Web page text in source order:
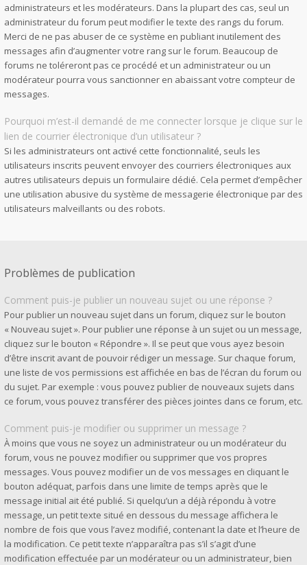
administrateurs et les modérateurs. Dans la plupart des cas, seul un
administrateur du forum peut modifier le texte des rangs du forum.
Merci de ne pas abuser de ce système en publiant inutilement des
messages afin d’augmenter votre rang sur le forum. Beaucoup de
forums ne toléreront pas ce procédé et un administrateur ou un
modérateur pourra vous sanctionner en abaissant votre compteur de
messages.
Pourquoi m’est-il demandé de me connecter lorsque je clique sur le
lien de courrier électronique d’un utilisateur ?
Si les administrateurs ont activé cette fonctionnalité, seuls les
utilisateurs inscrits peuvent envoyer des courriers électroniques aux
autres utilisateurs depuis un formulaire dédié. Cela permet d’empêcher
une utilisation abusive du système de messagerie électronique par des
utilisateurs malveillants ou des robots.
Problèmes de publication
Comment puis-je publier un nouveau sujet ou une réponse ?
Pour publier un nouveau sujet dans un forum, cliquez sur le bouton
« Nouveau sujet ». Pour publier une réponse à un sujet ou un message,
cliquez sur le bouton « Répondre ». Il se peut que vous ayez besoin
d’être inscrit avant de pouvoir rédiger un message. Sur chaque forum,
une liste de vos permissions est affichée en bas de l’écran du forum ou
du sujet. Par exemple : vous pouvez publier de nouveaux sujets dans
ce forum, vous pouvez transférer des pièces jointes dans ce forum, etc.
Comment puis-je modifier ou supprimer un message ?
À moins que vous ne soyez un administrateur ou un modérateur du
forum, vous ne pouvez modifier ou supprimer que vos propres
messages. Vous pouvez modifier un de vos messages en cliquant le
bouton adéquat, parfois dans une limite de temps après que le
message initial ait été publié. Si quelqu’un a déjà répondu à votre
message, un petit texte situé en dessous du message affichera le
nombre de fois que vous l’avez modifié, contenant la date et l’heure de
la modification. Ce petit texte n’apparaîtra pas s’il s’agit d’une
modification effectuée par un modérateur ou un administrateur, bien